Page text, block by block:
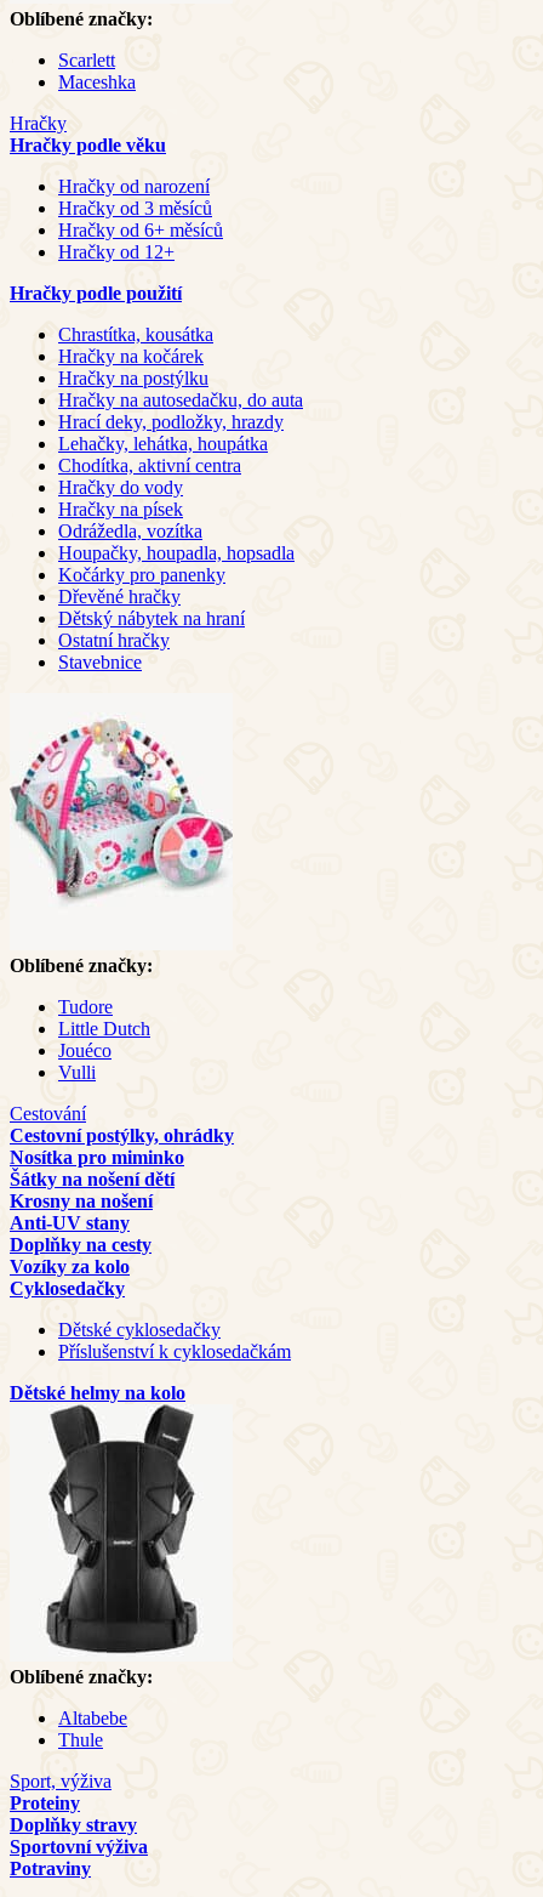
Oblíbené značky:
Scarlett
Maceshka
Hračky
Hračky podle věku
Hračky od narození
Hračky od 3 měsíců
Hračky od 6+ měsíců
Hračky od 12+
Hračky podle použití
Chrastítka, kousátka
Hračky na kočárek
Hračky na postýlku
Hračky na autosedačku, do auta
Hrací deky, podložky, hrazdy
Lehačky, lehátka, houpátka
Chodítka, aktivní centra
Hračky do vody
Hračky na písek
Odrážedla, vozítka
Houpačky, houpadla, hopsadla
Kočárky pro panenky
Dřevěné hračky
Dětský nábytek na hraní
Ostatní hračky
Stavebnice
Oblíbené značky:
Tudore
Little Dutch
Jouéco
Vulli
Cestování
Cestovní postýlky, ohrádky
Nosítka pro miminko
Šátky na nošení dětí
Krosny na nošení
Anti-UV stany
Doplňky na cesty
Vozíky za kolo
Cyklosedačky
Dětské cyklosedačky
Příslušenství k cyklosedačkám
Dětské helmy na kolo
Oblíbené značky:
Altabebe
Thule
Sport, výživa
Proteiny
Doplňky stravy
Sportovní výživa
Potraviny